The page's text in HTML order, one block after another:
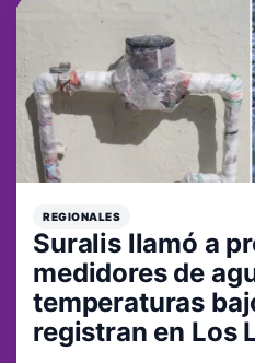
REGIONALES
Suralis llamó a
medidores de
temperaturas
registran en Los